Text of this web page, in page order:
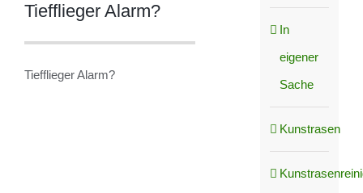
Tiefflieger Alarm?
Tiefflieger Alarm?
In
eigener
Sache
Kunstrasen